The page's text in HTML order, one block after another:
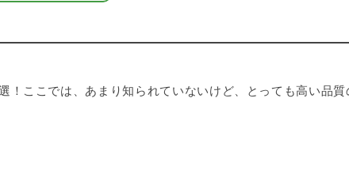
！ここでは、あまり知られていないけど、とっても高い品